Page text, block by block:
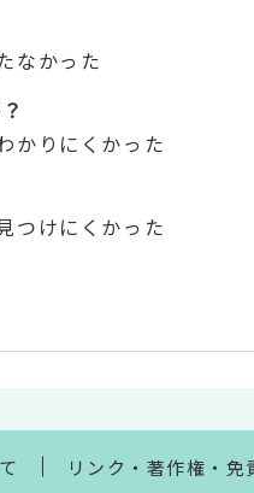
なかった
かりにくかった
つけにくかった
リンク・著作権・免